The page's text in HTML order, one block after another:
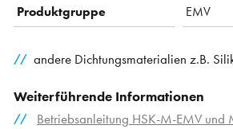
Produktgruppe
EMV
andere Dichtungsmaterialien z.B.
Weiterführende Informationen
Betriebsanleitung HSK-M-EMV und